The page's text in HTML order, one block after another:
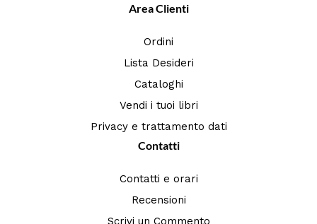
Area Clienti
Ordini
Lista Desideri
Cataloghi
Vendi i tuoi libri
Privacy e trattamento dati
Contatti
Contatti e orari
Recensioni
Scrivi un Commento